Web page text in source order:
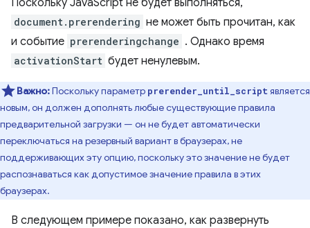
Поскольку JavaScript не будет выполняться,
document.prerendering не может быть прочитан, как
и событие prerenderingchange . Однако время
activationStart будет ненулевым.
Важно:Поскольку параметр prerender_until_script является
новым, он должен дополнять любые существующие правила
предварительной загрузки — он не будет автоматически
переключаться на резервный вариант в браузерах, не
поддерживающих эту опцию, поскольку это значение не будет
распознаваться как допустимое значение правила в этих
браузерах.
В следующем примере показано, как развернуть